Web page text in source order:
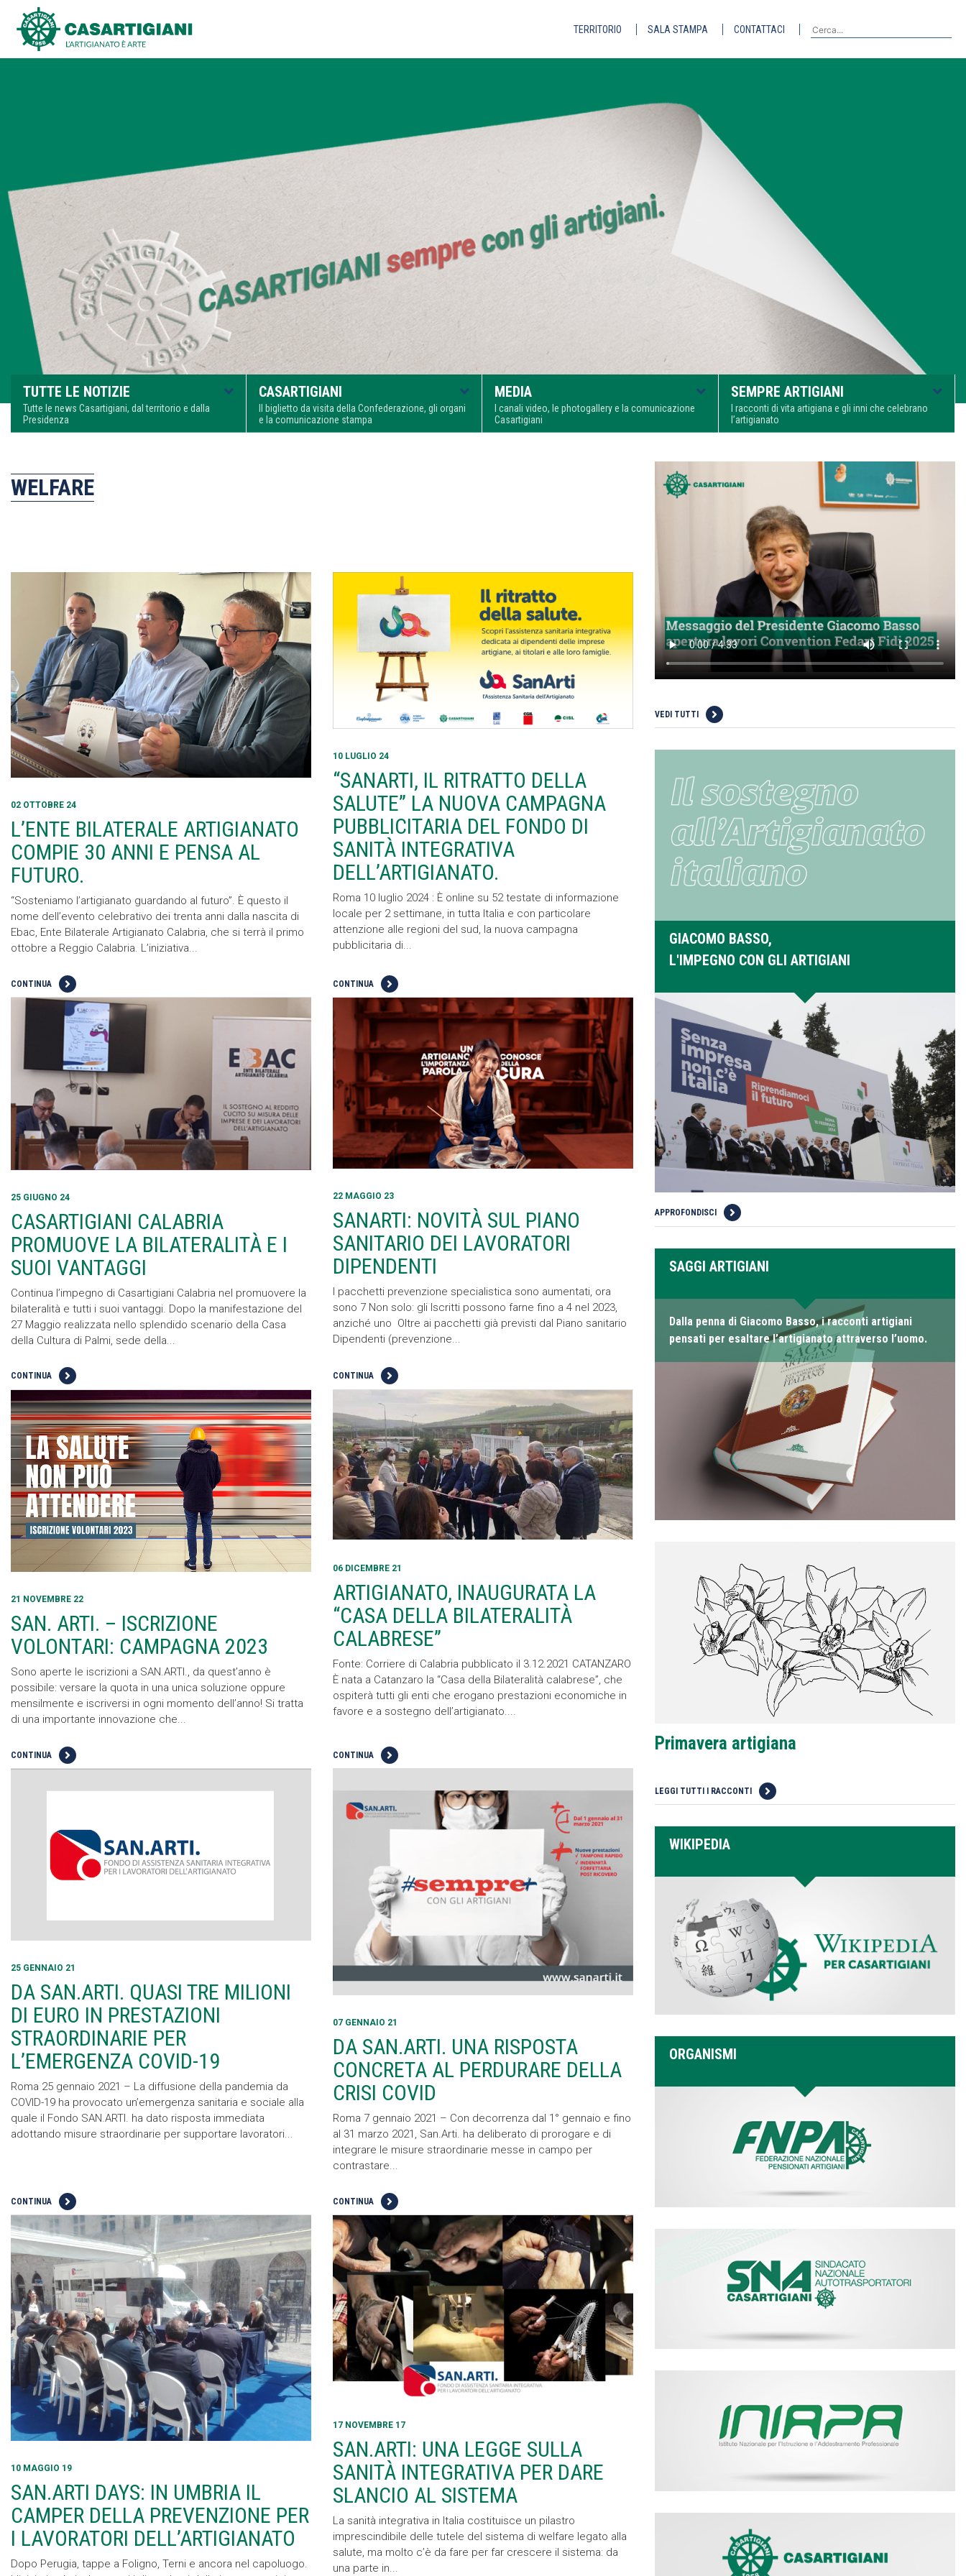
TERRITORIO SALA STAMPA CONTATTACI
TUTTE LE NOTIZIE
Tutte le news Casartigiani, dal territorio e dalla
Presidenza
CASARTIGIANI
Il biglietto da visita della Confederazione, gli organi
e la comunicazione stampa
MEDIA
I canali video, le photogallery e la comunicazione
Casartigiani
SEMPRE ARTIGIANI
I racconti di vita artigiana e gli inni che celebrano
l’artigianato
WELFARE
02 OTTOBRE 24
L’ENTE BILATERALE ARTIGIANATO
COMPIE 30 ANNI E PENSA AL
FUTURO.
“Sosteniamo l’artigianato guardando al futuro”. È questo il
nome dell’evento celebrativo dei trenta anni dalla nascita di
Ebac, Ente Bilaterale Artigianato Calabria, che si terrà il primo
ottobre a Reggio Calabria. L’iniziativa...
CONTINUA
10 LUGLIO 24
“SANARTI, IL RITRATTO DELLA
SALUTE” LA NUOVA CAMPAGNA
PUBBLICITARIA DEL FONDO DI
SANITÀ INTEGRATIVA
DELL’ARTIGIANATO.
Roma 10 luglio 2024 : È online su 52 testate di informazione
locale per 2 settimane, in tutta Italia e con particolare
attenzione alle regioni del sud, la nuova campagna
pubblicitaria di...
CONTINUA
25 GIUGNO 24
CASARTIGIANI CALABRIA
PROMUOVE LA BILATERALITÀ E I
SUOI VANTAGGI
Continua l’impegno di Casartigiani Calabria nel promuovere la
bilateralità e tutti i suoi vantaggi. Dopo la manifestazione del
27 Maggio realizzata nello splendido scenario della Casa
della Cultura di Palmi, sede della...
CONTINUA
22 MAGGIO 23
SANARTI: NOVITÀ SUL PIANO
SANITARIO DEI LAVORATORI
DIPENDENTI
I pacchetti prevenzione specialistica sono aumentati, ora
sono 7 Non solo: gli Iscritti possono farne fino a 4 nel 2023,
anziché uno Oltre ai pacchetti già previsti dal Piano sanitario
Dipendenti (prevenzione...
CONTINUA
21 NOVEMBRE 22
SAN. ARTI. – ISCRIZIONE
VOLONTARI: CAMPAGNA 2023
Sono aperte le iscrizioni a SAN.ARTI., da quest’anno è
possibile: versare la quota in una unica soluzione oppure
mensilmente e iscriversi in ogni momento dell’anno! Si tratta
di una importante innovazione che...
CONTINUA
06 DICEMBRE 21
ARTIGIANATO, INAUGURATA LA
“CASA DELLA BILATERALITÀ
CALABRESE”
Fonte: Corriere di Calabria pubblicato il 3.12.2021 CATANZARO
È nata a Catanzaro la “Casa della Bilateralità calabrese”, che
ospiterà tutti gli enti che erogano prestazioni economiche in
favore e a sostegno dell’artigianato....
CONTINUA
25 GENNAIO 21
DA SAN.ARTI. QUASI TRE MILIONI
DI EURO IN PRESTAZIONI
STRAORDINARIE PER
L’EMERGENZA COVID-19
Roma 25 gennaio 2021 – La diffusione della pandemia da
COVID-19 ha provocato un’emergenza sanitaria e sociale alla
quale il Fondo SAN.ARTI. ha dato risposta immediata
adottando misure straordinarie per supportare lavoratori...
CONTINUA
07 GENNAIO 21
DA SAN.ARTI. UNA RISPOSTA
CONCRETA AL PERDURARE DELLA
CRISI COVID
Roma 7 gennaio 2021 – Con decorrenza dal 1° gennaio e fino
al 31 marzo 2021, San.Arti. ha deliberato di prorogare e di
integrare le misure straordinarie messe in campo per
contrastare...
CONTINUA
10 MAGGIO 19
SAN.ARTI DAYS: IN UMBRIA IL
CAMPER DELLA PREVENZIONE PER
I LAVORATORI DELL’ARTIGIANATO
Dopo Perugia, tappe a Foligno, Terni e ancora nel capoluogo.
17 NOVEMBRE 17
SAN.ARTI: UNA LEGGE SULLA
SANITÀ INTEGRATIVA PER DARE
SLANCIO AL SISTEMA
La sanità integrativa in Italia costituisce un pilastro
imprescindibile delle tutele del sistema di welfare legato alla
salute, ma molto c’è da fare per far crescere il sistema: da
una parte in...
VEDI TUTTI
GIACOMO BASSO,
L'IMPEGNO CON GLI ARTIGIANI
APPROFONDISCI
SAGGI ARTIGIANI
Dalla penna di Giacomo Basso, i racconti artigiani
pensati per esaltare l’artigianato attraverso l’uomo.
Primavera artigiana
LEGGI TUTTI I RACCONTI
WIKIPEDIA
ORGANISMI